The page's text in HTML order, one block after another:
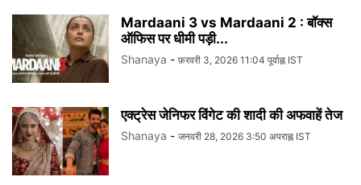
Mardaani 3 vs Mardaani 2 : बॉक्स
ऑफिस पर धीमी पड़ी...
Shanaya - फ़रवरी 3, 2026 11:04 पूर्वाह्न IST
एक्ट्रेस जेनिफर विंगेट की शादी की अफवाहें तेज
Shanaya - जनवरी 28, 2026 3:50 अपराह्न IST